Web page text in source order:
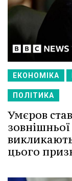
ЕКОНОМІКА
ПОЛІТИКА
Умєров
цього